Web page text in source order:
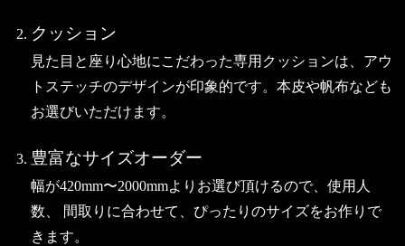
クッション
見た目と座り心地にこだわった専用クッションは、アウ
トステッチのデザインが印象的です。本皮や帆布なども
お選びいただけます。
豊富なサイズオーダー
幅が420mm〜2000mmよりお選び頂けるので、使用人
数、 間取りに合わせて、ぴったりのサイズをお作りで
きます。